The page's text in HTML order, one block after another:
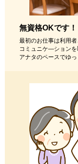
無資格OKです！
最初のお仕事は利用者
コミュニケ―ションを
アナタのペースでゆ